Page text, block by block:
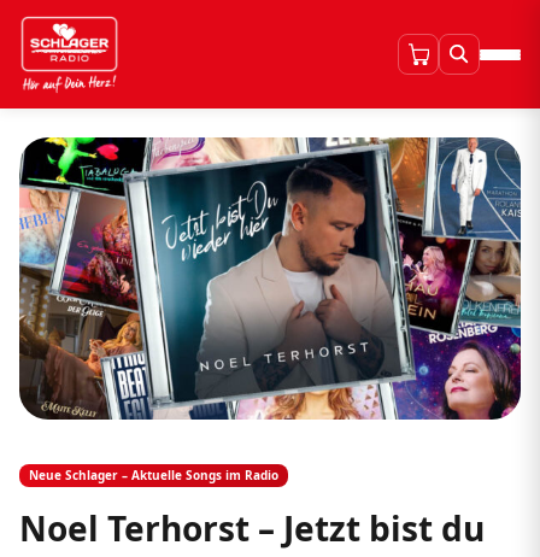
Neue Schlager – Aktuelle Songs im Radio
Noel Terhorst – Jetzt bist du